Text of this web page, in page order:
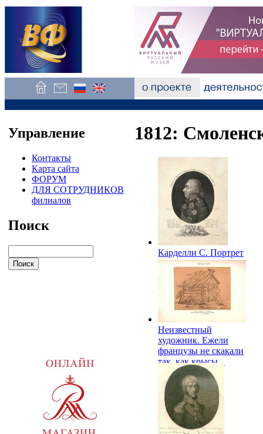
Управление
Контакты
Карта сайта
ФОРУМ
ДЛЯ СОТРУДНИКОВ
филиалов
Поиск
1812:
Карделли С. Портрет
генерала-
фельдмаршала
Михаила
Илларионовича
Кутузова. 1810-е.
Неизвестный
художник. Ежели
французы не скакали
так, как крысы...
1812. СМЗ